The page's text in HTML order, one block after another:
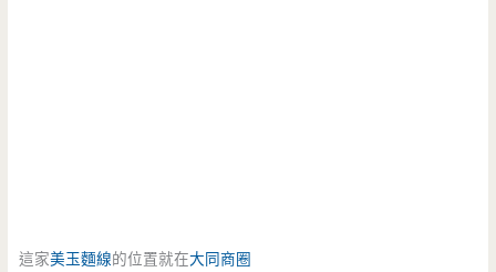
這家美玉麵線的位置就在大同商圈